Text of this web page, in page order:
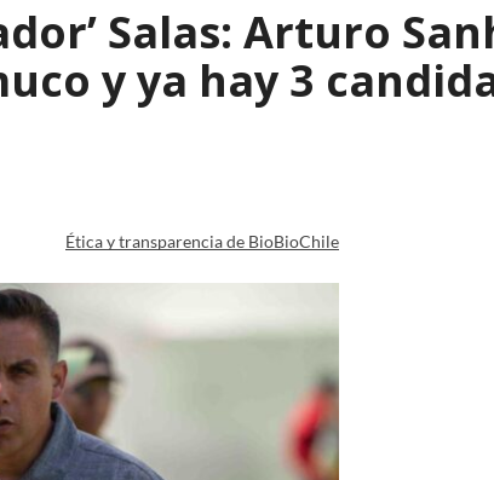
Salas: Arturo
y ya hay 3
Ética y transparencia de BioBioChile